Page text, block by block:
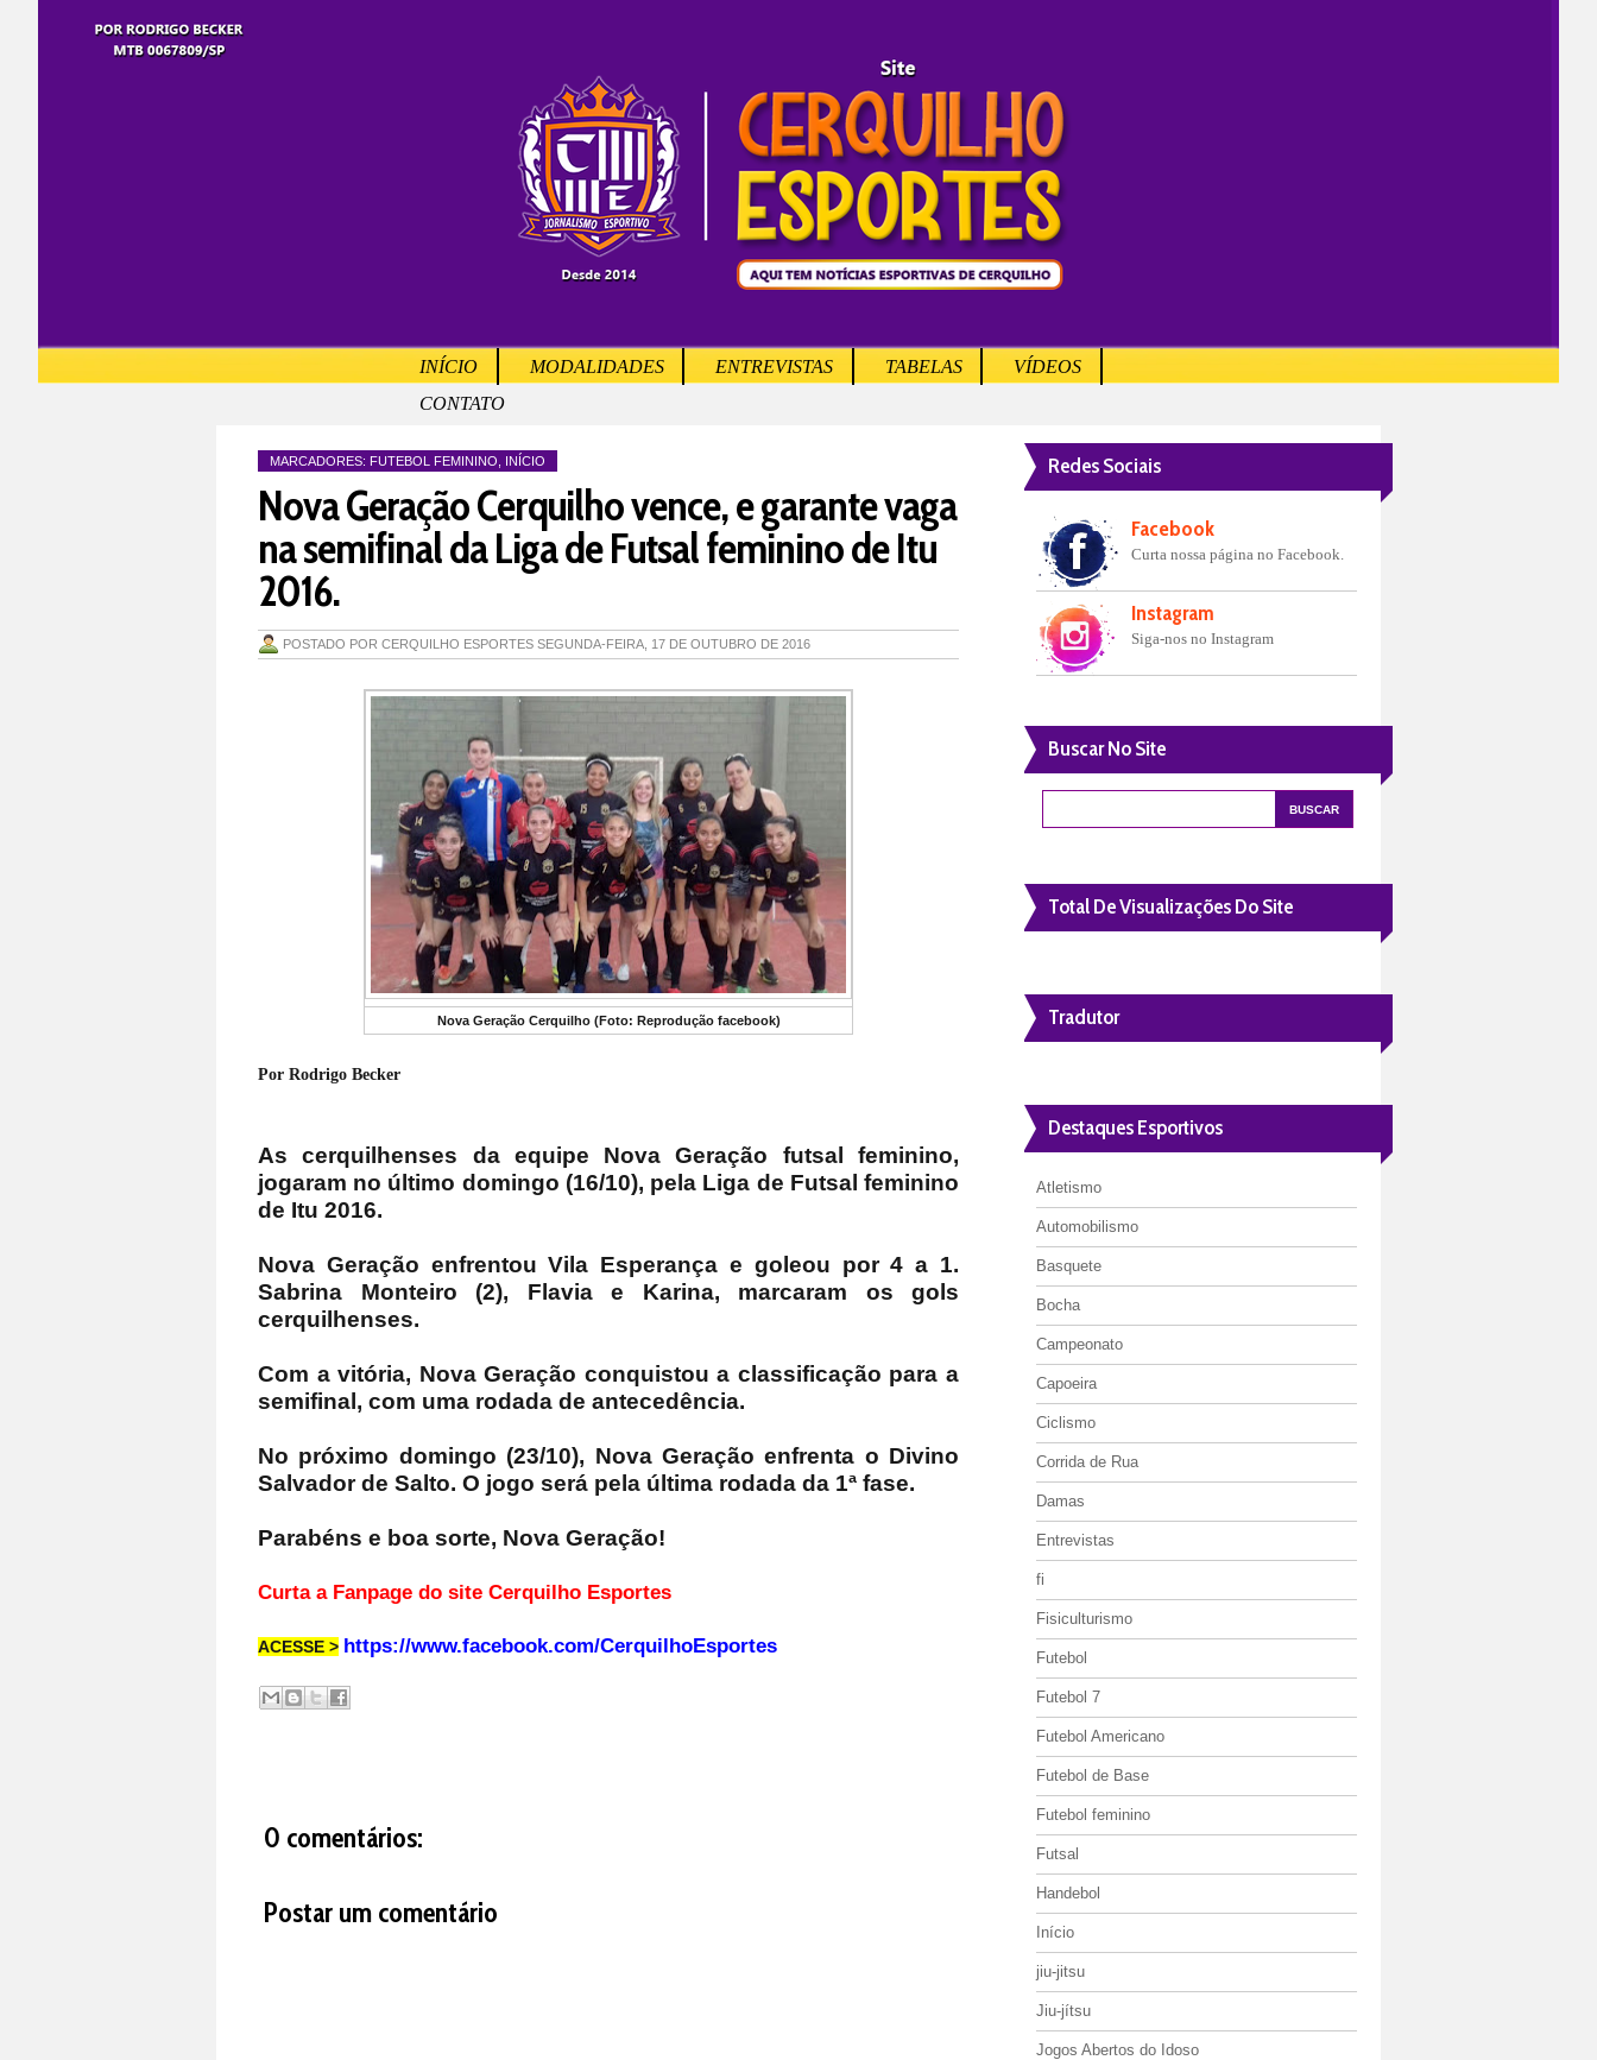
INÍCIO MODALIDADES ENTREVISTAS TABELAS
VÍDEOS
CONTATO
MARCADORES: FUTEBOL FEMININO INÍCIO
Nova Geração Cerquilho vence, e garante vaga
na semifinal da Liga de Futsal feminino de Itu
2016.
POSTADO POR CERQUILHO ESPORTES SEGUNDA-FEIRA, 17 DE OUTUBRO DE 2016
Nova Geração Cerquilho (Foto: Reprodução facebook)
Por Rodrigo Becker
As cerquilhenses da equipe Nova Geração futsal feminino,
jogaram no último domingo (16/10), pela Liga de Futsal feminino
de Itu 2016.
Nova Geração enfrentou Vila Esperança e goleou por 4 a 1.
Sabrina Monteiro (2), Flavia e Karina, marcaram os gols
cerquilhenses.
Com a vitória, Nova Geração conquistou a classificação para a
semifinal, com uma rodada de antecedência.
No próximo domingo (23/10), Nova Geração enfrenta o Divino
Salvador de Salto. O jogo será pela última rodada da 1ª fase.
Parabéns e boa sorte, Nova Geração!
Curta a Fanpage do site Cerquilho Esportes
ACESSE > https://www.facebook.com/CerquilhoEsportes
0 comentários:
Postar um comentário
Redes Sociais
Facebook
Curta nossa página no Facebook.
Instagram
Siga-nos no Instagram
Buscar No Site
Total De Visualizações Do Site
Tradutor
Destaques Esportivos
Atletismo
Automobilismo
Basquete
Bocha
Campeonato
Capoeira
Ciclismo
Corrida de Rua
Damas
Entrevistas
fi
Fisiculturismo
Futebol
Futebol 7
Futebol Americano
Futebol de Base
Futebol feminino
Futsal
Handebol
Início
jiu-jitsu
Jiu-jítsu
Jogos Abertos do Idoso